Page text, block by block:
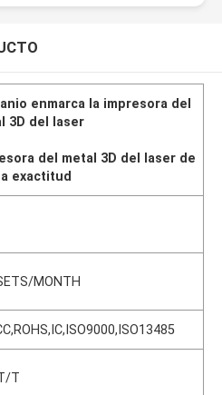
enmarca la impresora del
3D del laser
del metal 3D del laser de
exactitud
MONTH
T